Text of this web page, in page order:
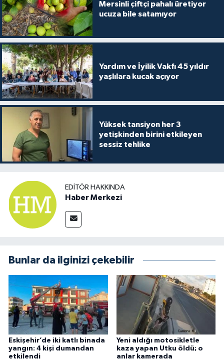
Mersinli çiftçi pahalı üretiyor
ucuza bile satamıyor
Yardım ve İyilik Vakfı 45 yıldır
yaşlılara kucak açıyor
Yüksek tansiyon her 3
yetişkinden birini etkileyen
sessiz tehlike
EDITÖR HAKKINDA
Haber Merkezi
Bunlar da ilginizi çekebilir
Eskişehir’de iki katlı binada
yangın: 4 kişi dumandan
etkilendi
Yeni aldığı motosikletle
kaza yapan Utku öldü; o
anlar kamerada